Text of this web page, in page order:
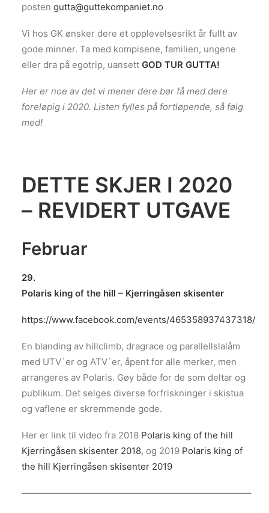
posten gutta@guttekompaniet.no
Vi hos GK ønsker dere et opplevelsesrikt år fullt av
gode minner. Ta med kompisene, familien, ungene
eller dra på egotrip, uansett GOD TUR GUTTA!
Her er noe av det vi mener dere bør få med dere
foreløpig i 2020. Listen fylles på fortløpende, så følg
med!
DETTE SKJER I 2020
– REVIDERT UTGAVE
Februar
29.
Polaris king of the hill – Kjerringåsen skisenter
https://www.facebook.com/events/465358937437318/
En blanding av hillclimb, dragrace og parallellslalåm
med UTV`er og ATV`er, åpent for alle merker, men
arrangeres av Polaris. Gøy både for de som deltar og
publikum. Det selges diverse forfriskninger i skistua
og vaflene er skremmende gode.
Her er link til video fra 2018 Polaris king of the hill
Kjerringåsen skisenter 2018, og 2019 Polaris king of
the hill Kjerringåsen skisenter 2019
—————————————————————————–